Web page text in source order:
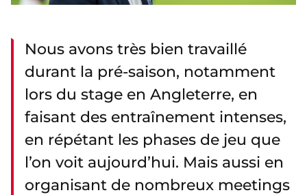
Nous avons très bien travaillé
durant la pré-saison, notamment
lors du stage en Angleterre, en
faisant des entraînement intenses,
en répétant les phases de jeu que
l’on voit aujourd’hui. Mais aussi en
organisant de nombreux meetings